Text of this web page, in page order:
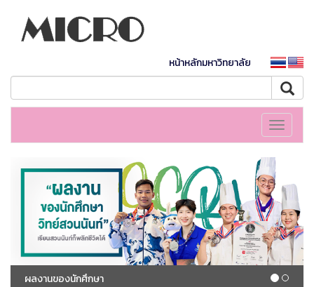
หน้าหลักมหาวิทยาลัย
Toggle
ผลงานของนักศึกษา